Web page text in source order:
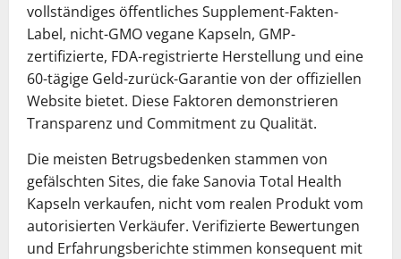
vollständiges öffentliches Supplement-Fakten-
Label, nicht-GMO vegane Kapseln, GMP-
zertifizierte, FDA-registrierte Herstellung und eine
60-tägige Geld-zurück-Garantie von der offiziellen
Website bietet. Diese Faktoren demonstrieren
Transparenz und Commitment zu Qualität.
Die meisten Betrugsbedenken stammen von
gefälschten Sites, die fake Sanovia Total Health
Kapseln verkaufen, nicht vom realen Produkt vom
autorisierten Verkäufer. Verifizierte Bewertungen
und Erfahrungsberichte stimmen konsequent mit